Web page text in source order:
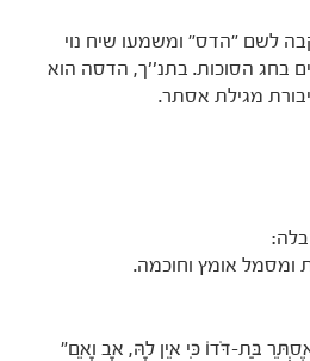
לשם "הדס" ומשמעו שיח נוי
בחג הסוכות. בתנ''ך, הדסה הוא
מגילת אסתר.
ומסמל אומץ וחוכמה.
בַּת-דֹּדוֹ כִּי אֵין לָהּ, אָב וָאֵם"